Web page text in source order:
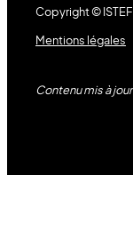
Copyright ©
Mentions légales
Contenu mis à